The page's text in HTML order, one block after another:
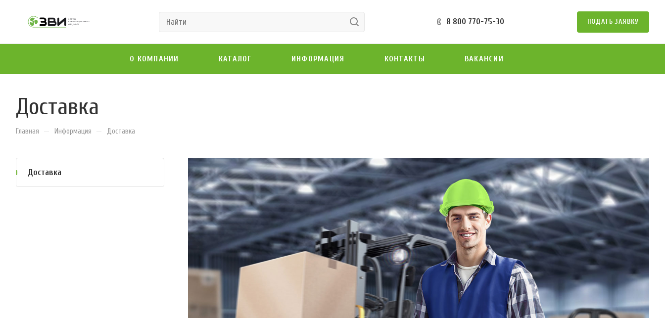
8 800 770-75-30 ПОДАТЬ ЗАЯВКУ
О КОМПАНИИ КАТАЛОГ ИНФОРМАЦИЯ КОНТАКТЫ ВАКАНСИИ
Доставка
Главная — Информация — Доставка
Доставка